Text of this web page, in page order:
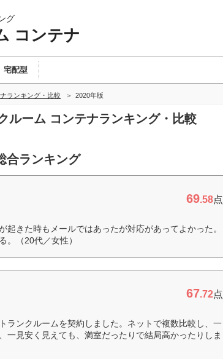
グ
コンテナ
宅配型
ランキング・比較 2020年版
ルーム コンテナランキング・比較
合ランキング
69.58点
起きた時もメールではあったが対応があってよかった。
。（20代／女性）
67.72点
ランクルームを契約しました。ネットで複数比較し、一
一見安く見えても、満室だったりで結局高かったりしま